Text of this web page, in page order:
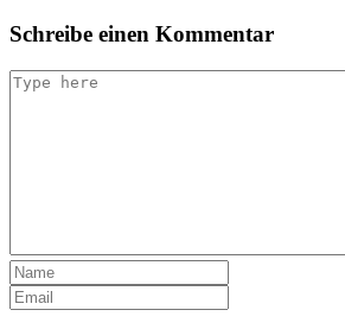
Schreibe einen Kommentar